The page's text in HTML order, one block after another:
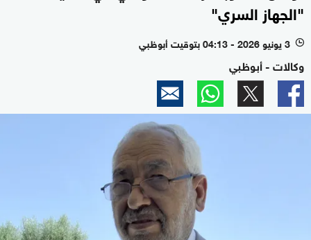
"الجهاز السري"
l 3 يونيو 2026 - 04:13 بتوقيت أبوظبي
وكالات - أبوظبي